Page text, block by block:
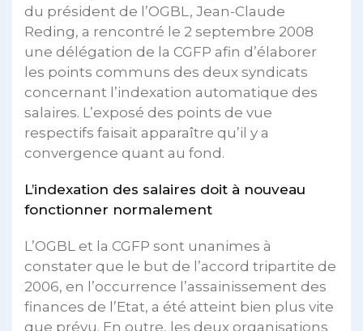
du président de l’OGBL, Jean-Claude
Reding, a rencontré le 2 septembre 2008
une délégation de la CGFP afin d’élaborer
les points communs des deux syndicats
concernant l’indexation automatique des
salaires. L’exposé des points de vue
respectifs faisait apparaître qu’il y a
convergence quant au fond.
L’indexation des salaires doit à nouveau
fonctionner normalement
L’OGBL et la CGFP sont unanimes à
constater que le but de l’accord tripartite de
2006, en l’occurrence l’assainissement des
finances de l’Etat, a été atteint bien plus vite
que prévu. En outre, les deux organisations